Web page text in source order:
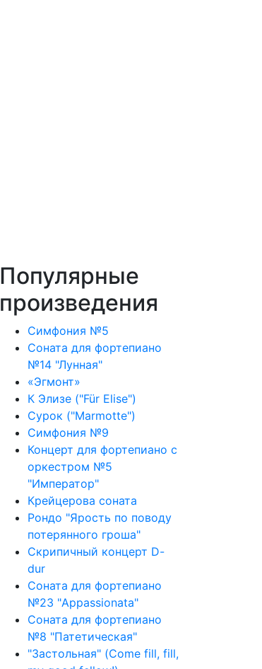
Популярные
произведения
Симфония №5
Соната для фортепиано
№14 "Лунная"
«Эгмонт»
К Элизе ("Für Elise")
Сурок ("Marmotte")
Симфония №9
Концерт для фортепиано с
оркестром №5
"Император"
Крейцерова соната
Рондо "Ярость по поводу
потерянного гроша"
Скрипичный концерт D-
dur
Соната для фортепиано
№23 "Appassionata"
Соната для фортепиано
№8 "Патетическая"
"Застольная" (Come fill, fill,